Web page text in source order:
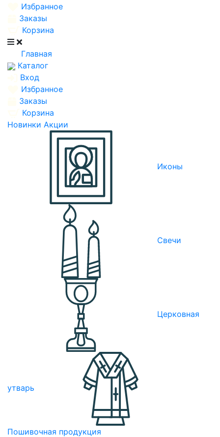
Избранное
Заказы
Корзина
Главная
Каталог
Вход
Избранное
Заказы
Корзина
Новинки Акции
Иконы
Свечи
Церковная
утварь
Пошивочная продукция